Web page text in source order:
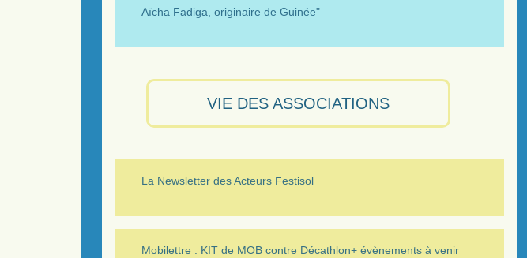
Aïcha Fadiga, originaire de Guinée"
VIE DES ASSOCIATIONS
La Newsletter des Acteurs Festisol
Mobilettre : KIT de MOB contre Décathlon+ évènements à venir